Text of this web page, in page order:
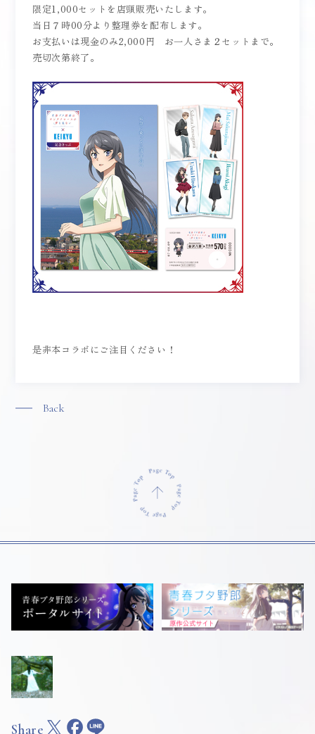
限定1,000セットを店頭販売いたします。
当日７時00分より整理券を配布します。
お支払いは現金のみ2,000円 お一人さま２セットまで。
売切次第終了。
是非本コラボにご注目ください！
Back
Share